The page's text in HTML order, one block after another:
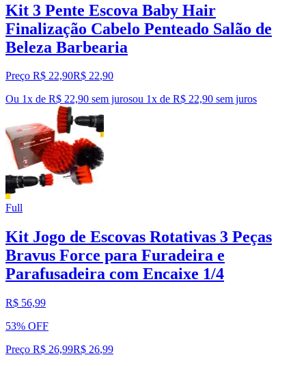
Kit 3 Pente Escova Baby Hair
Finalização Cabelo Penteado Salão de
Beleza Barbearia
Preço R$ 22,90R$ 22,90
Ou 1x de R$ 22,90 sem jurosou 1x de R$ 22,90 sem juros
Full
Kit Jogo de Escovas Rotativas 3 Peças
Bravus Force para Furadeira e
Parafusadeira com Encaixe 1/4
R$ 56,99
53% OFF
Preço R$ 26,99R$ 26,99